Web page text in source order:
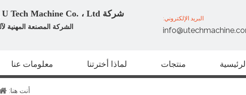
شركة Zhangjiagang U Tech Machine Co. ، Ltd
الشركة المصنعة المهنية
البريد الإلكتروني:
منتجات لماذا أخترتنا معلومات عنا
أنت هنا: